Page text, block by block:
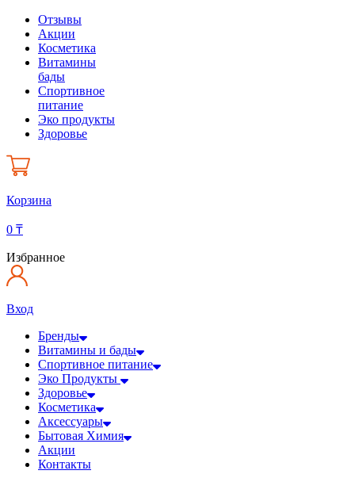
Отзывы
Акции
Косметика
Витамины
бады
Спортивное
питание
Эко продукты
Здоровье
Корзина
0 ₸
Избранное
Вход
Бренды
Витамины и бады
Спортивное питание
Эко Продукты
Здоровье
Косметика
Аксессуары
Бытовая Химия
Акции
Контакты